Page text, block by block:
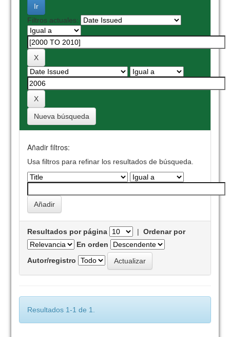
Filtros actuales:
Nueva búsqueda
Añadir filtros:
Usa filtros para refinar los resultados de búsqueda.
Resultados por página |Ordenar por
En orden
Autor/registro
Resultados 1-1 de 1.